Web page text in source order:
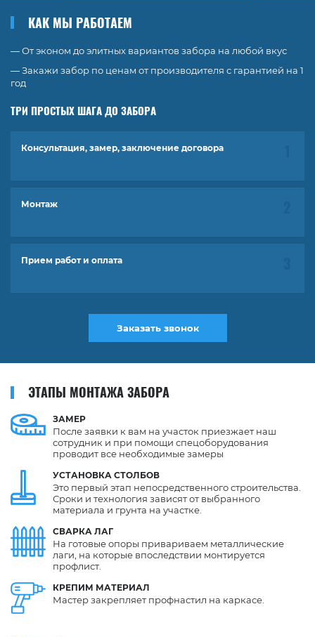
КАК МЫ РАБОТАЕМ
— От эконом до элитных вариантов забора на любой вкус
— Закажи забор по ценам от производителя с гарантией на 1
год
ТРИ ПРОСТЫХ ШАГА ДО ЗАБОРА
Консультация, замер, заключение договора
Монтаж
Прием работ и оплата
Заказать звонок
ЭТАПЫ МОНТАЖА ЗАБОРА
ЗАМЕР
УСТАНОВКА СТОЛБОВ
СВАРКА ЛАГ
КРЕПИМ МАТЕРИАЛ
После заявки к вам на участок приезжает наш
сотрудник и при помощи спецоборудования
проводит все необходимые замеры
Это первый этап непосредственного строительства.
Сроки и технология зависят от выбранного
материала и грунта на участке.
На готовые опоры привариваем металлические
лаги, на которые впоследствии монтируется
профлист.
Мастер закрепляет профнастил на каркасе.